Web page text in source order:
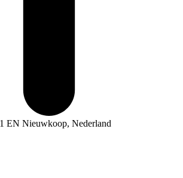
EN Nieuwkoop, Nederland